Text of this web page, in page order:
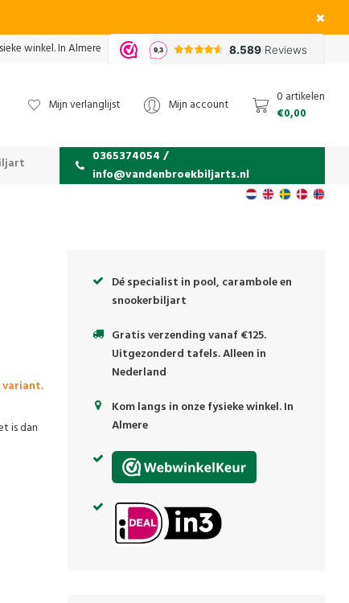
winkel. In Almere
Mijn verlanglijst Mijn account
0 artikelen
€0,00
0365374054 /
info@vandenbroekbiljarts.nl
variant.
is dan
Dé specialist in pool, carambole en
snookerbiljart
Gratis verzending vanaf €125.
Uitgezonderd tafels. Alleen in
Nederland
Kom langs in onze fysieke winkel. In
Almere